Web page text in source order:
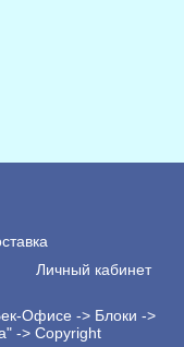
Личный кабинет
Офисе -> Блоки ->
-> Copyright